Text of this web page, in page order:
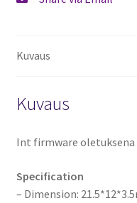
Kuvaus
Kuvaus
Int firmware oletuksena
Specification
– Dimension: